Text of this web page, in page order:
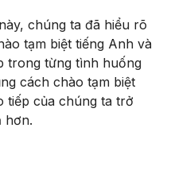
chúng ta đã hiểu rõ
tạm biệt tiếng Anh và
trong từng tình huống
cách chào tạm biệt
tiếp của chúng ta trở
hơn.